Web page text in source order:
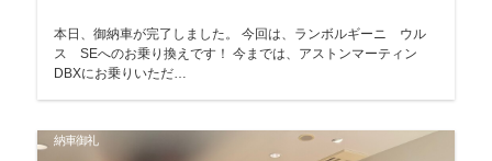
本日、御納車が完了しました。 今回は、ランボルギーニ ウル
ス SEへのお乗り換えです！ 今までは、アストンマーティン
DBXにお乗りいただ…
納車御礼